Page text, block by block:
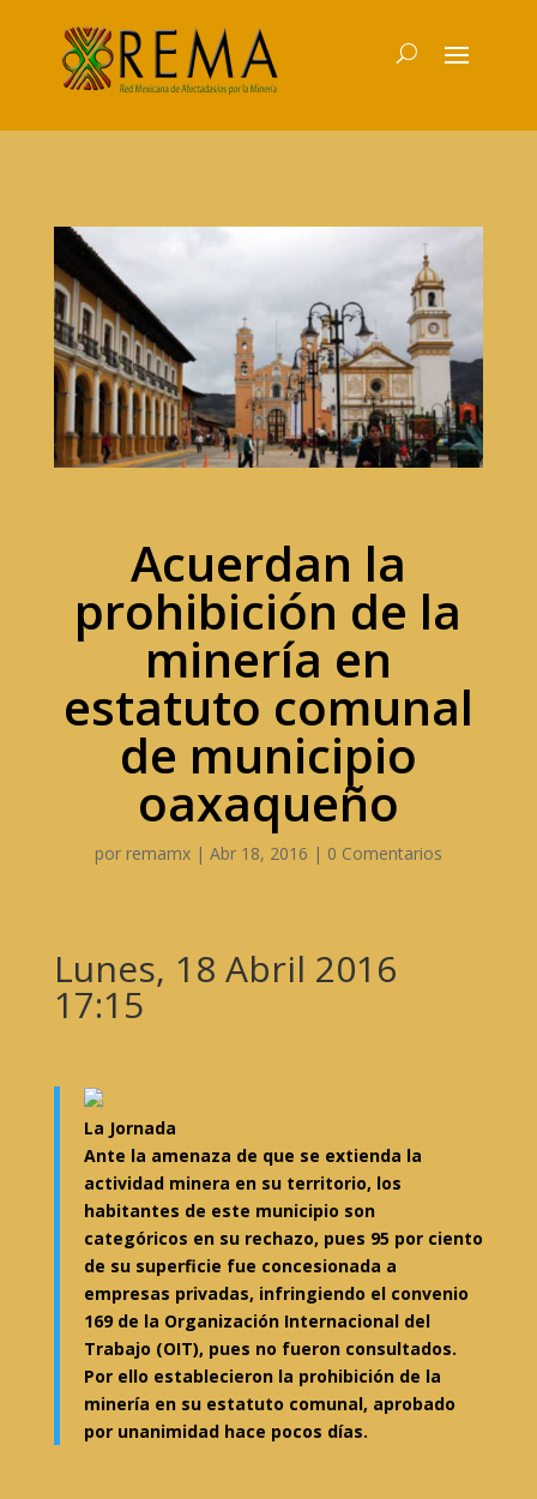
Acuerdan la
prohibición de la
minería en
estatuto comunal
de municipio
oaxaqueño
por remamx| Abr 18, 2016 | 0 Comentarios
Lunes, 18 Abril 2016
17:15
La Jornada
Ante la amenaza de que se extienda la
actividad minera en su territorio, los
habitantes de este municipio son
categóricos en su rechazo, pues 95 por ciento
de su superficie fue concesionada a
empresas privadas, infringiendo el convenio
169 de la Organización Internacional del
Trabajo (OIT), pues no fueron consultados.
Por ello establecieron la prohibición de la
minería en su estatuto comunal, aprobado
por unanimidad hace pocos días.